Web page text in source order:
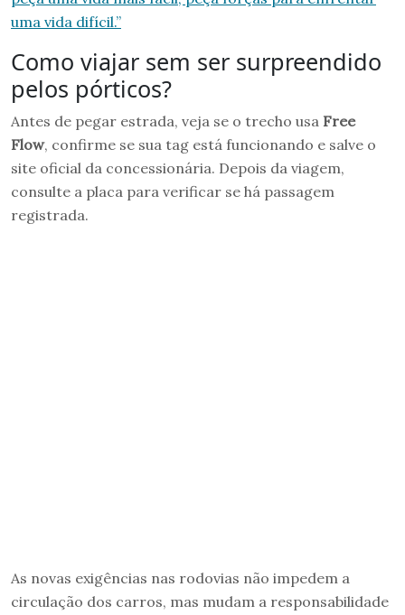
uma vida difícil.”
Como viajar sem ser surpreendido
pelos pórticos?
Antes de pegar estrada, veja se o trecho usa Free
Flow, confirme se sua tag está funcionando e salve o
site oficial da concessionária. Depois da viagem,
consulte a placa para verificar se há passagem
registrada.
As novas exigências nas rodovias não impedem a
circulação dos carros, mas mudam a responsabilidade